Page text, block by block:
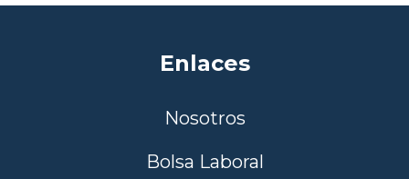
Enlaces
Nosotros
Bolsa Laboral